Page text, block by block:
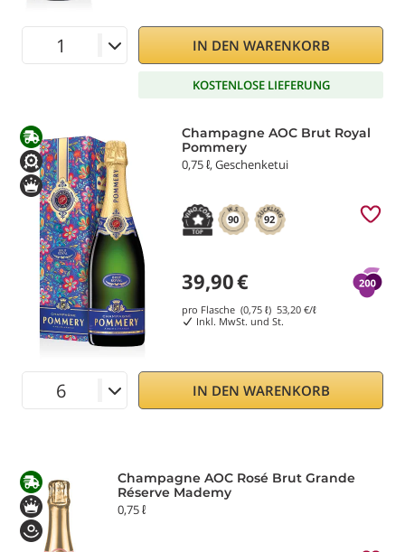
IN DEN WARENKORB
KOSTENLOSE LIEFERUNG
Champagne AOC Brut Royal
Pommery
0,75 ℓ, Geschenketui
90 92
39,90€
pro Flasche (0,75 ℓ) 53,20€/ℓ
Inkl. MwSt. und St.
IN DEN WARENKORB
Champagne AOC Rosé Brut Grande
Réserve Mademy
0,75 ℓ